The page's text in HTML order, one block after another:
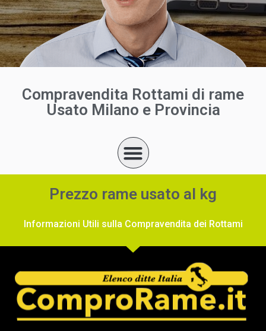
Compravendita Rottami di rame
Usato Milano e Provincia
Prezzo rame usato al kg
Informazioni Utili sulla Compravendita dei Rottami